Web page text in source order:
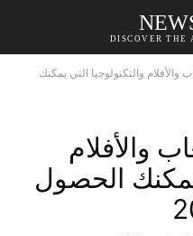
DISCOVER THE
والأفلام والتكنولوجيا التي يمكنك
والأفلام
يمكنك الحصول